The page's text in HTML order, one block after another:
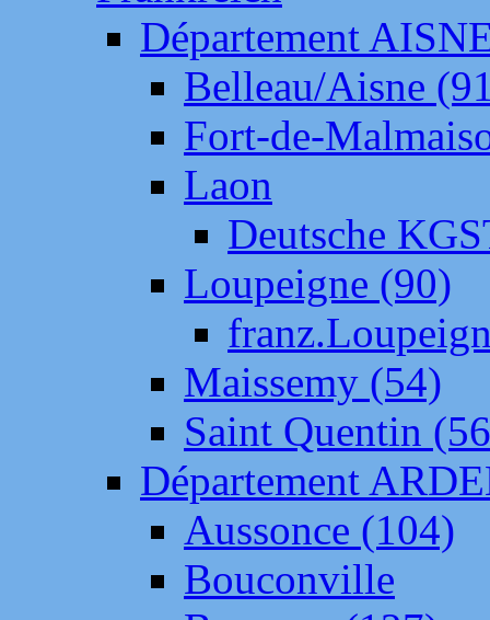
Département
Belleau/Aisne
Fort-de-
Laon
Deutsche
Loupeigne (90)
Maissemy (54)
Saint Quentin
Département
Aussonce (104)
Bouconville